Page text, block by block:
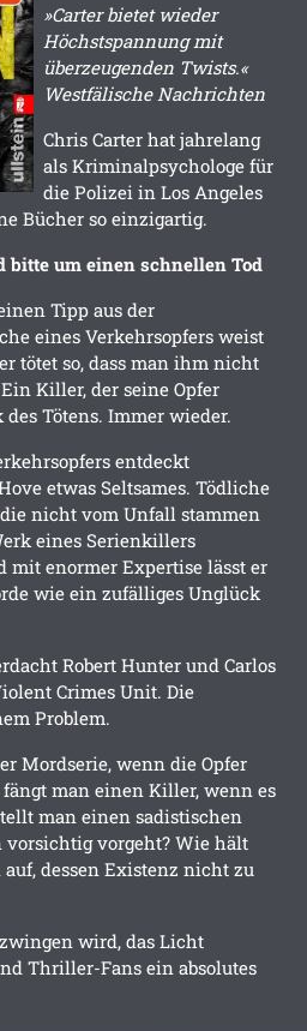
»Carter bietet wieder
Höchstspannung mit
überzeugenden Twists.«
Westfälische Nachrichten
Chris Carter hat jahrelang
als Kriminalpsychologe für
die Polizei in Los Angeles
Bücher so einzigartig.
bitte um einen schnellen Tod
Tipp aus der
eines Verkehrsopfers weist
tötet so, dass man ihm nicht
Killer, der seine Opfer
Tötens. Immer wieder.
entdeckt
etwas Seltsames. Tödliche
nicht vom Unfall stammen
eines Serienkillers
mit enormer Expertise lässt er
wie ein zufälliges Unglück
Robert Hunter und Carlos
Crimes Unit. Die
Problem.
Mordserie, wenn die Opfer
man einen Killer, wenn es
man einen sadistischen
vorsichtig vorgeht? Wie hält
dessen Existenz nicht zu
wird, das Licht
Thriller-Fans ein absolutes